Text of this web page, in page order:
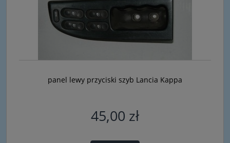
panel lewy przyciski szyb Lancia Kappa
45,00 zł